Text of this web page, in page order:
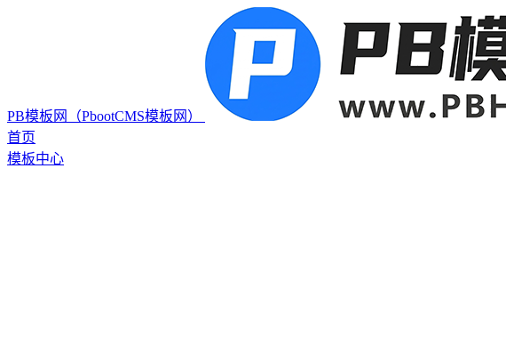
PB模板网（PbootCMS模板网）
首页
模板中心